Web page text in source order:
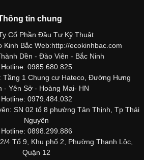
tin chung
Cổ Phần Đầu Tư Kỹ Thuật
Kinh Bắc Web:http://ecokinhbac.com
Dền - Đào Viên - Bắc Ninh
Hotline: 0985.680.825
Tầng 1 Chung cư Hateco, Đường Hưng
- Yên Sở - Hoàng Mai- HN
Hotline: 0979.484.032
SN 02 tổ 8 phường Tân Thịnh, Tp Thái
Nguyên
Hotline: 0898.299.886
4 Tổ 9, Khu phố 2, Phường Thạnh Lộc,
Quận 12